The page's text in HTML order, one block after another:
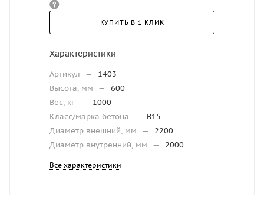
КУПИТЬ В 1 КЛИК
Характеристики
Артикул —
1403
Высота, мм
—
600
Вес, кг —
1000
Класс/марка бетона
—
В15
Диаметр внешний, мм
—
2200
Диаметр внутренний, мм
— 2000
Все характеристики